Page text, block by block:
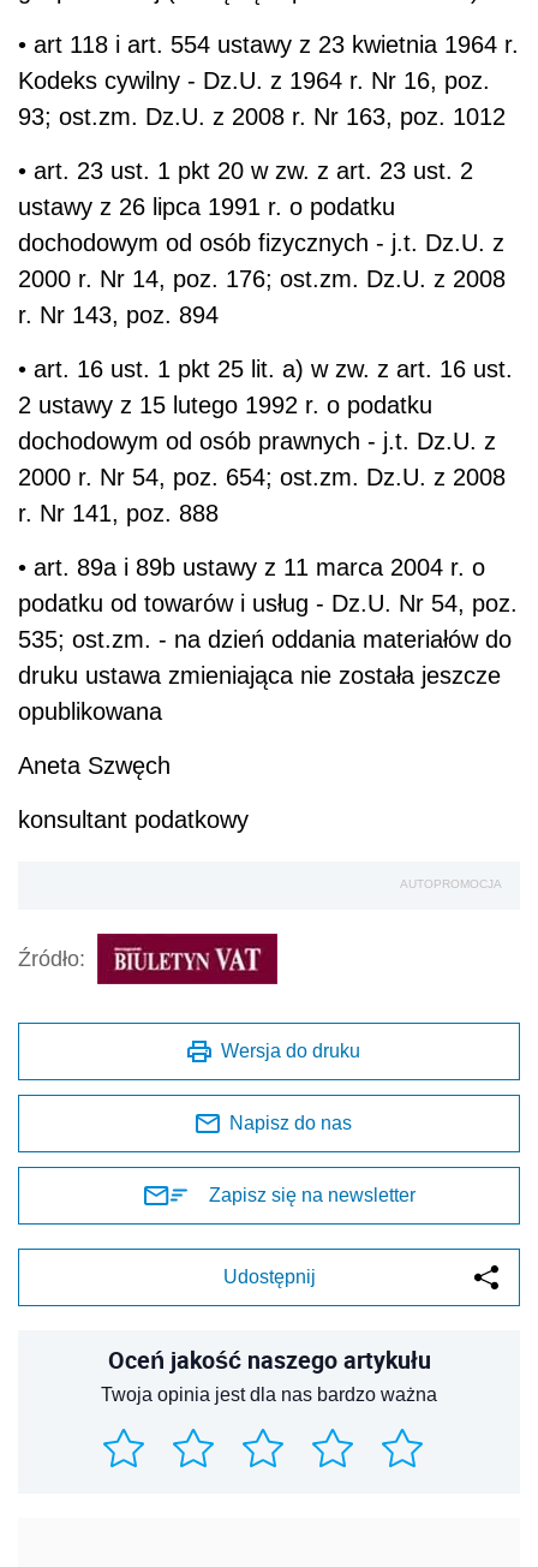
• art 118 i art. 554 ustawy z 23 kwietnia 1964 r.
Kodeks cywilny - Dz.U. z 1964 r. Nr 16, poz.
93; ost.zm. Dz.U. z 2008 r. Nr 163, poz. 1012
• art. 23 ust. 1 pkt 20 w zw. z art. 23 ust. 2
ustawy z 26 lipca 1991 r. o podatku
dochodowym od osób fizycznych - j.t. Dz.U. z
2000 r. Nr 14, poz. 176; ost.zm. Dz.U. z 2008
r. Nr 143, poz. 894
• art. 16 ust. 1 pkt 25 lit. a) w zw. z art. 16 ust.
2 ustawy z 15 lutego 1992 r. o podatku
dochodowym od osób prawnych - j.t. Dz.U. z
2000 r. Nr 54, poz. 654; ost.zm. Dz.U. z 2008
r. Nr 141, poz. 888
• art. 89a i 89b ustawy z 11 marca 2004 r. o
podatku od towarów i usług - Dz.U. Nr 54, poz.
535; ost.zm. - na dzień oddania materiałów do
druku ustawa zmieniająca nie została jeszcze
opublikowana
Aneta Szwęch
konsultant podatkowy
AUTOPROMOCJA
Źródło:
Wersja do druku
Napisz do nas
Zapisz się na newsletter
Udostępnij
Oceń jakość naszego artykułu
Twoja opinia jest dla nas bardzo ważna